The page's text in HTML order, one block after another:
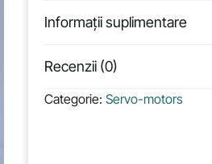
Informații suplimentare
Recenzii (0)
Categorie: Servo-motors